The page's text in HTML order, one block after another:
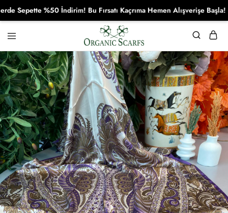
Organikscarf
%50 İndirim! Bu Fırsatı Kaçrıma Hemen Alışverişe Başla!